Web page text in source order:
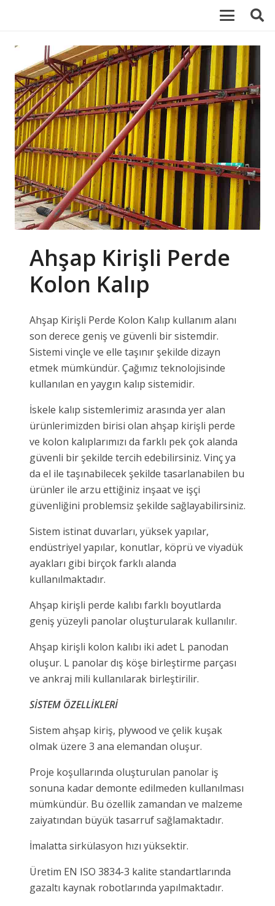
Ahşap Kirişli Perde
Kolon Kalıp
Ahşap Kirişli Perde Kolon Kalıp kullanım alanı
son derece geniş ve güvenli bir sistemdir.
Sistemi vinçle ve elle taşınır şekilde dizayn
etmek mümkündür. Çağımız teknolojisinde
kullanılan en yaygın kalıp sistemidir.
İskele kalıp sistemlerimiz arasında yer alan
ürünlerimizden birisi olan ahşap kirişli perde
ve kolon kalıplarımızı da farklı pek çok alanda
güvenli bir şekilde tercih edebilirsiniz. Vinç ya
da el ile taşınabilecek şekilde tasarlanabilen bu
ürünler ile arzu ettiğiniz inşaat ve işçi
güvenliğini problemsiz şekilde sağlayabilirsiniz.
Sistem istinat duvarları, yüksek yapılar,
endüstriyel yapılar, konutlar, köprü ve viyadük
ayakları gibi birçok farklı alanda
kullanılmaktadır.
Ahşap kirişli perde kalıbı farklı boyutlarda
geniş yüzeyli panolar oluşturularak kullanılır.
Ahşap kirişli kolon kalıbı iki adet L panodan
oluşur. L panolar dış köşe birleştirme parçası
ve ankraj mili kullanılarak birleştirilir.
SİSTEM ÖZELLİKLERİ
Sistem ahşap kiriş, plywood ve çelik kuşak
olmak üzere 3 ana elemandan oluşur.
Proje koşullarında oluşturulan panolar iş
sonuna kadar demonte edilmeden kullanılması
mümkündür. Bu özellik zamandan ve malzeme
zaiyatından büyük tasarruf sağlamaktadır.
İmalatta sirkülasyon hızı yüksektir.
Üretim EN ISO 3834-3 kalite standartlarında
gazaltı kaynak robotlarında yapılmaktadır.